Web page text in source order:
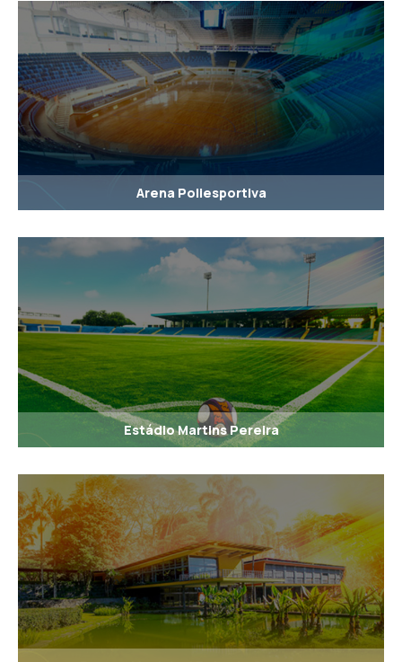
Arena Poliesportiva
Estádio Martins Pereira